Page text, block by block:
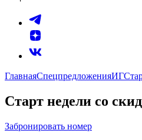
ГлавнаяСпецпредложенияИГ
Старт недели со
Забронировать номер